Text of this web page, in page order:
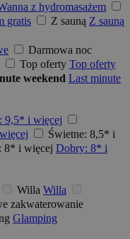
z hydromasażem
gratis Z sauną Z sauną
Darmowa noc
Top oferty Top oferty
weekend Last minute
9,5* i więcej
Świetne: 8,5* i
8* i więcej Dobry: 8* i
Willa Willa
zakwaterowanie
Glamping